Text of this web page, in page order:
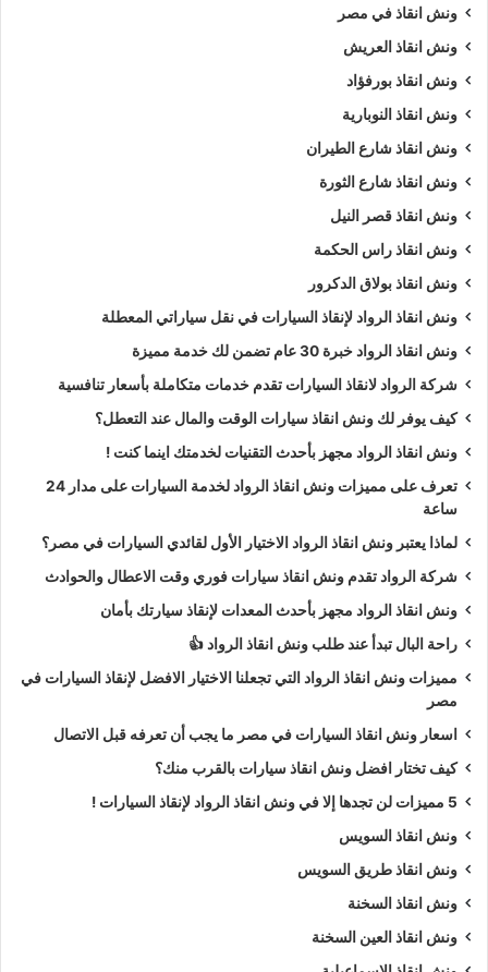
ونش انقاذ في مصر
ونش انقاذ العريش
ونش انقاذ بورفؤاد
ونش انقاذ النوبارية
ونش انقاذ شارع الطيران
ونش انقاذ شارع الثورة
ونش انقاذ قصر النيل
ونش انقاذ راس الحكمة
ونش انقاذ بولاق الدكرور
ونش انقاذ الرواد لإنقاذ السيارات في نقل سياراتي المعطلة
ونش انقاذ الرواد خبرة 30 عام تضمن لك خدمة مميزة
شركة الرواد لانقاذ السيارات تقدم خدمات متكاملة بأسعار تنافسية
كيف يوفر لك ونش انقاذ سيارات الوقت والمال عند التعطل؟
ونش انقاذ الرواد مجهز بأحدث التقنيات لخدمتك اينما كنت !
تعرف على مميزات ونش انقاذ الرواد لخدمة السيارات على مدار 24
ساعة
لماذا يعتبر ونش انقاذ الرواد الاختيار الأول لقائدي السيارات في مصر؟
شركة الرواد تقدم ونش انقاذ سيارات فوري وقت الاعطال والحوادث
ونش انقاذ الرواد مجهز بأحدث المعدات لإنقاذ سيارتك بأمان
راحة البال تبدأ عند طلب ونش انقاذ الرواد 👍
مميزات ونش انقاذ الرواد التي تجعلنا الاختيار الافضل لإنقاذ السيارات في
مصر
اسعار ونش انقاذ السيارات في مصر ما يجب أن تعرفه قبل الاتصال
كيف تختار افضل ونش انقاذ سيارات بالقرب منك؟
5 مميزات لن تجدها إلا في ونش انقاذ الرواد لإنقاذ السيارات !
ونش انقاذ السويس
ونش انقاذ طريق السويس
ونش انقاذ السخنة
ونش انقاذ العين السخنة